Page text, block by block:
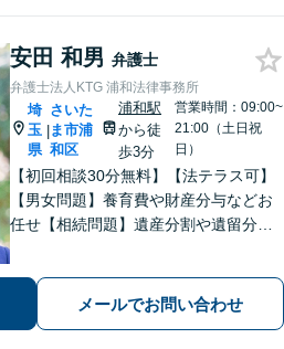
安田 和男 弁護士
弁護士法人KTG 浦和法律事務所
埼
玉
県
|
さいた
ま市浦
和区
浦和駅
から徒
歩3分
営業時間：09:00~
21:00（土日祝
日）
【初回相談30分無料】【法テラス可】
【男女問題】養育費や財産分与などお
任せ【相続問題】遺産分割や遺留分、
も的確に解決【休日・夜間面談可】
【浦和駅3分】
メールでお問い合わせ